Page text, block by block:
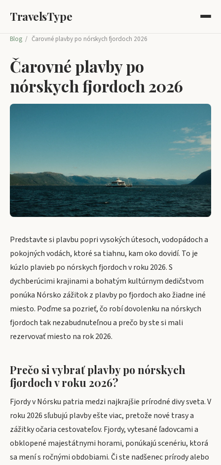
TravelsType
Blog / Čarovné plavby po nórskych fjordoch 2026
Čarovné plavby po
nórskych fjordoch 2026
Predstavte si plavbu popri vysokých útesoch, vodopádoch a
pokojných vodách, ktoré sa tiahnu, kam oko dovidí. To je
kúzlo plavieb po nórskych fjordoch v roku 2026. S
dychberúcimi krajinami a bohatým kultúrnym dedičstvom
ponúka Nórsko zážitok z plavby po fjordoch ako žiadne iné
miesto. Poďme sa pozrieť, čo robí dovolenku na nórskych
fjordoch tak nezabudnuteľnou a prečo by ste si mali
rezervovať miesto na rok 2026.
Prečo si vybrať plavby po nórskych
fjordoch v roku 2026?
Fjordy v Nórsku patria medzi najkrajšie prírodné divy sveta. V
roku 2026 sľubujú plavby ešte viac, pretože nové trasy a
zážitky očaria cestovateľov. Fjordy, vytesané ľadovcami a
obklopené majestátnymi horami, ponúkajú scenériu, ktorá
sa mení s ročnými obdobiami. Či ste nadšenec prírody alebo